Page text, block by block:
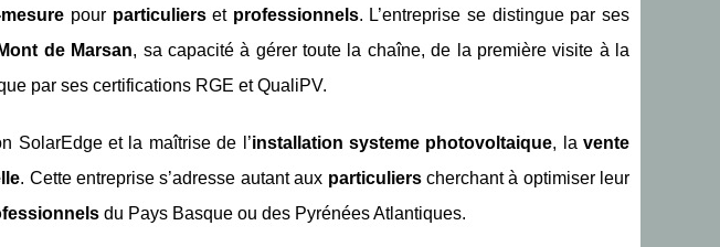
pour particulierset professionnels. L’entreprise se distingue par ses
de Marsan, sa capacité à gérer toute la chaîne, de la première visite à la
par ses certifications RGE et QualiPV.
SolarEdge et la maîtrise de l’installation systeme photovoltaique, la vente
. Cette entreprise s’adresse autant aux particulierscherchant à optimiser leur
du Pays Basque ou des Pyrénées Atlantiques.